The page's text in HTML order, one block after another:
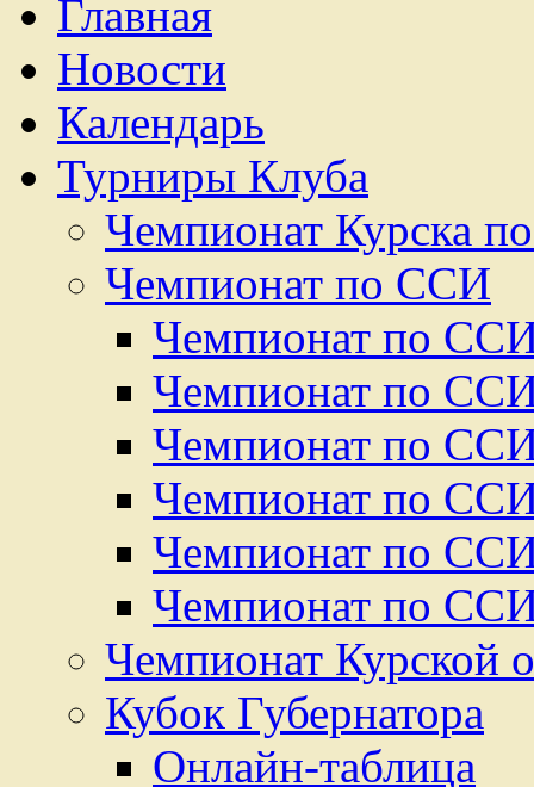
Главная
Новости
Календарь
Турниры Клуба
Чемпионат Курска
Чемпионат по ССИ
Чемпионат по
Чемпионат по
Чемпионат по
Чемпионат по
Чемпионат по
Чемпионат по
Чемпионат Курской
Кубок Губернатора
Онлайн-таблица